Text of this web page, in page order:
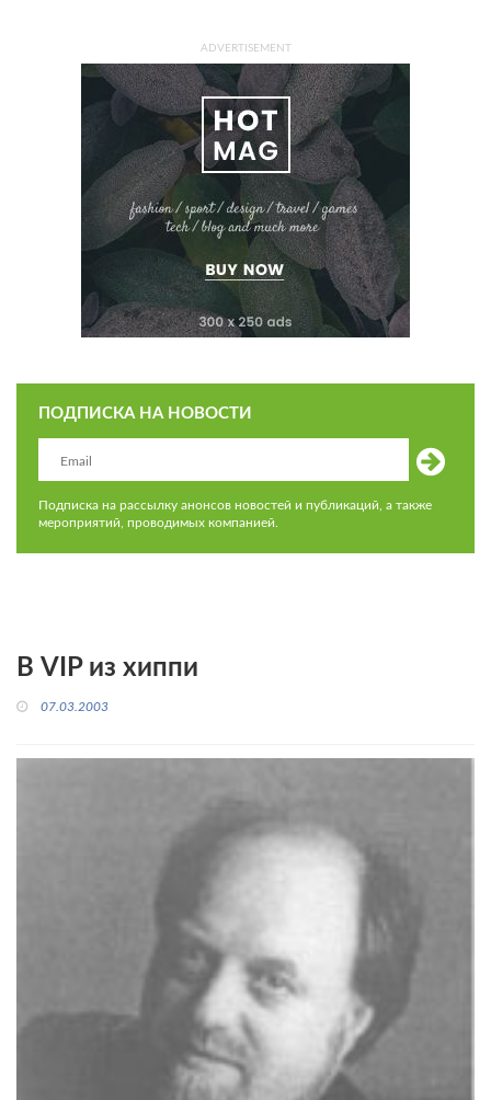
ADVERTISEMENT
ПОДПИСКА НА НОВОСТИ
Подписка на рассылку анонсов новостей и публикаций, а также
мероприятий, проводимых компанией.
В VIP из хиппи
07.03.2003